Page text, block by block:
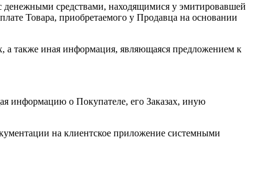
денежными средствами, находящимися у эмитировавшей
Товара, приобретаемого у Продавца на основании
а также иная информация, являющаяся предложением к
информацию о Покупателе, его Заказах, иную
на клиентское приложение системными